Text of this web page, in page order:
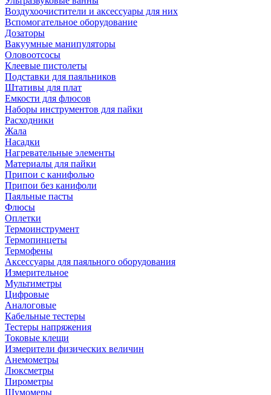
Воздухоочистители и аксессуары для них
Вспомогательное оборудование
Дозаторы
Вакуумные манипуляторы
Оловоотсосы
Клеевые пистолеты
Подставки для паяльников
Штативы для плат
Емкости для флюсов
Наборы инструментов для пайки
Расходники
Жала
Насадки
Нагревательные элементы
Материалы для пайки
Припои с канифолью
Припои без канифоли
Паяльные пасты
Флюсы
Оплетки
Термоинструмент
Термопинцеты
Термофены
Аксессуары для паяльного оборудования
Измерительное
Мультиметры
Цифровые
Аналоговые
Кабельные тестеры
Тестеры напряжения
Токовые клещи
Измерители физических величин
Анемометры
Люксметры
Пирометры
Шумомеры